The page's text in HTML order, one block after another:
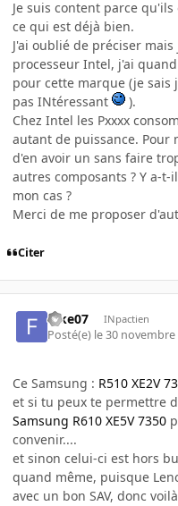
Je suis content parce
ce qui est déjà bien.
J'ai oublié de préciser
processeur Intel, j'ai
pour cette marque (je sais
pas INtéressant
).
Chez Intel les Pxxxx
autant de puissance. Pour
d'en avoir un sans faire
autres composants ? Y a-
mon cas ?
Merci de me proposer
Citer
fake07 INpactien
Posté(e) le 30 novembre
Ce Samsung : R510 XE2V
et si tu peux te permettre
Samsung R610 XE5V 7350
convenir....
et sinon celui-ci est hors
quand même, puisque
avec un bon SAV, donc